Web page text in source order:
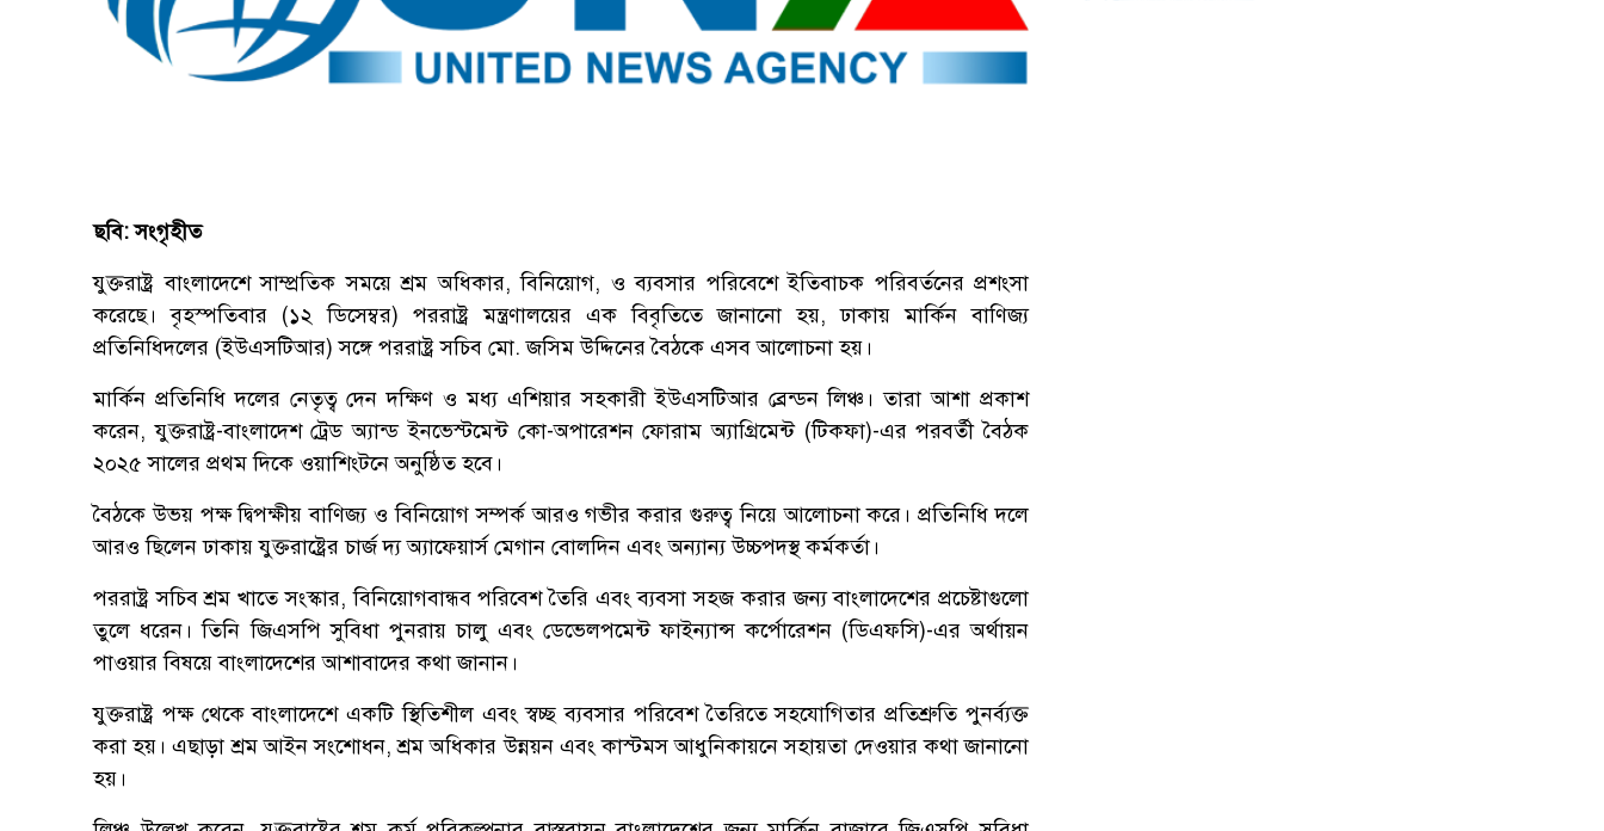
ছবি: সংগৃহীত
যুক্তরাষ্ট্র বাংলাদেশে সাম্প্রতিক সময়ে শ্রম অধিকার, বিনিয়োগ, ও ব্যবসার পরিবেশে ইতিবাচক পরিবর্তনের প্রশংসা
করেছে। বৃহস্পতিবার (১২ ডিসেম্বর) পররাষ্ট্র মন্ত্রণালয়ের এক বিবৃতিতে জানানো হয়, ঢাকায় মার্কিন বাণিজ্য
প্রতিনিধিদলের (ইউএসটিআর) সঙ্গে পররাষ্ট্র সচিব মো. জসিম উদ্দিনের বৈঠকে এসব আলোচনা হয়।
মার্কিন প্রতিনিধি দলের নেতৃত্ব দেন দক্ষিণ ও মধ্য এশিয়ার সহকারী ইউএসটিআর ব্রেন্ডন লিঞ্চ। তারা আশা প্রকাশ
করেন, যুক্তরাষ্ট্র-বাংলাদেশ ট্রেড অ্যান্ড ইনভেস্টমেন্ট কো-অপারেশন ফোরাম অ্যাগ্রিমেন্ট (টিকফা)-এর পরবর্তী বৈঠক
২০২৫ সালের প্রথম দিকে ওয়াশিংটনে অনুষ্ঠিত হবে।
বৈঠকে উভয় পক্ষ দ্বিপক্ষীয় বাণিজ্য ও বিনিয়োগ সম্পর্ক আরও গভীর করার গুরুত্ব নিয়ে আলোচনা করে। প্রতিনিধি দলে
আরও ছিলেন ঢাকায় যুক্তরাষ্ট্রের চার্জ দ্য অ্যাফেয়ার্স মেগান বোলদিন এবং অন্যান্য উচ্চপদস্থ কর্মকর্তা।
পররাষ্ট্র সচিব শ্রম খাতে সংস্কার, বিনিয়োগবান্ধব পরিবেশ তৈরি এবং ব্যবসা সহজ করার জন্য বাংলাদেশের প্রচেষ্টাগুলো
তুলে ধরেন। তিনি জিএসপি সুবিধা পুনরায় চালু এবং ডেভেলপমেন্ট ফাইন্যান্স কর্পোরেশন (ডিএফসি)-এর অর্থায়ন
পাওয়ার বিষয়ে বাংলাদেশের আশাবাদের কথা জানান।
যুক্তরাষ্ট্র পক্ষ থেকে বাংলাদেশে একটি স্থিতিশীল এবং স্বচ্ছ ব্যবসার পরিবেশ তৈরিতে সহযোগিতার প্রতিশ্রুতি পুনর্ব্যক্ত
করা হয়। এছাড়া শ্রম আইন সংশোধন, শ্রম অধিকার উন্নয়ন এবং কাস্টমস আধুনিকায়নে সহায়তা দেওয়ার কথা জানানো
হয়।